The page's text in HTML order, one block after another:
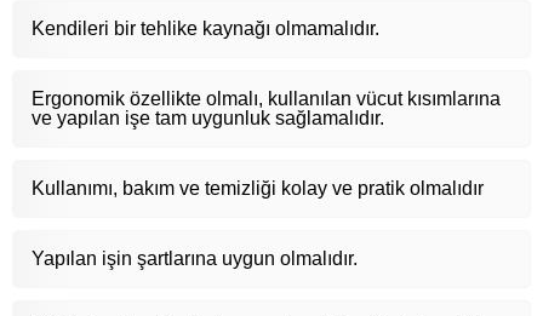
Kendileri bir tehlike kaynağı olmamalıdır.
Ergonomik özellikte olmalı, kullanılan vücut kısımlarına
ve yapılan işe tam uygunluk sağlamalıdır.
Kullanımı, bakım ve temizliği kolay ve pratik olmalıdır
Yapılan işin şartlarına uygun olmalıdır.